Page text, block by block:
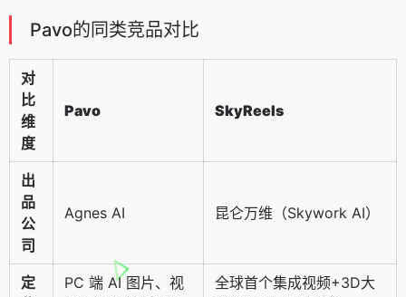
Pavo的同类竞品对比
对
比
维
度
Pavo SkyReels
出
品
公
司
Agnes AI 昆仑万维（Skywork AI）
定
PC 端 AI 图片、视
全球首个集成视频+3D大